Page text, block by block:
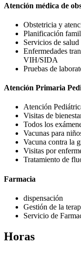
Atención médica de
Obstetricia y
Planificación
Servicios de
Enfermedades
VIH/SIDA
Pruebas de
Atención Primaria
Atención
Visitas de
Todos los
Vacunas para
Vacuna contra la
Visitas por
Tratamiento de
Farmacia
dispensación
Gestión de la
Servicio de
Horas